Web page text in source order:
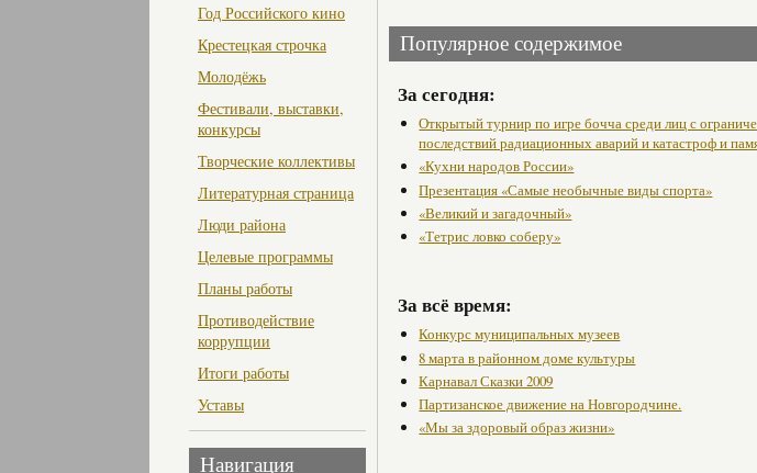
Год Российского кино
Крестецкая строчка
Молодёжь
Фестивали, выставки,
конкурсы
Творческие коллективы
Литературная страница
Люди района
Целевые программы
Планы работы
Противодействие
коррупции
Итоги работы
Уставы
Навигация
Популярное содержимое
За сегодня:
Открытый турнир по игре бочча среди лиц с
последствий радиационных аварий и катастроф и
«Кухни народов России»
Презентация «Самые необычные виды спорта»
«Великий и загадочный»
«Тетрис ловко соберу»
За всё время:
Конкурс муниципальных музеев
8 марта в районном доме культуры
Карнавал Сказки 2009
Партизанское движение на Новгородчине.
«Мы за здоровый образ жизни»